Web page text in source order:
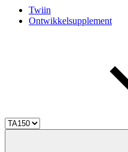
Twiin
Ontwikkelsupplement